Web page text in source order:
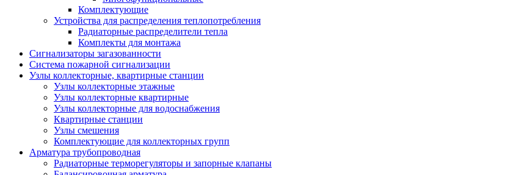
Комплектующие
Устройства для распределения теплопотребления
Радиаторные распределители тепла
Комплекты для монтажа
Сигнализаторы загазованности
Система пожарной сигнализации
Узлы коллекторные, квартирные станции
Узлы коллекторные этажные
Узлы коллекторные квартирные
Узлы коллекторные для водоснабжения
Квартирные станции
Узлы смешения
Комплектующие для коллекторных групп
Арматура трубопроводная
Радиаторные терморегуляторы и запорные клапаны